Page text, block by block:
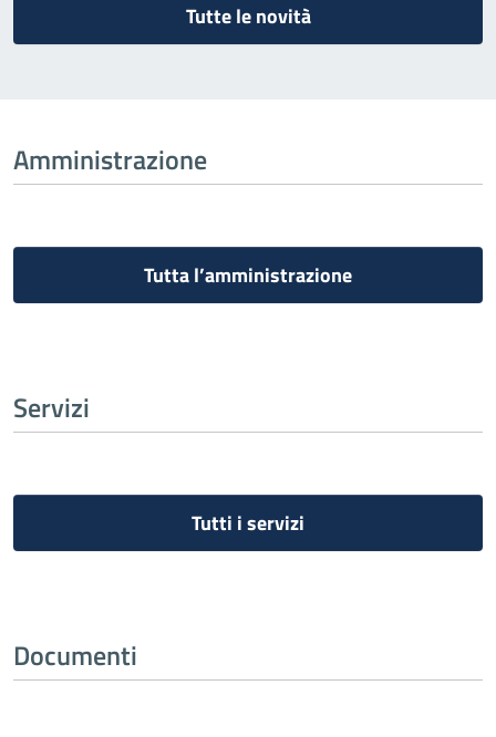
Tutte le novità
Amministrazione
Tutta l’amministrazione
Servizi
Tutti i servizi
Documenti